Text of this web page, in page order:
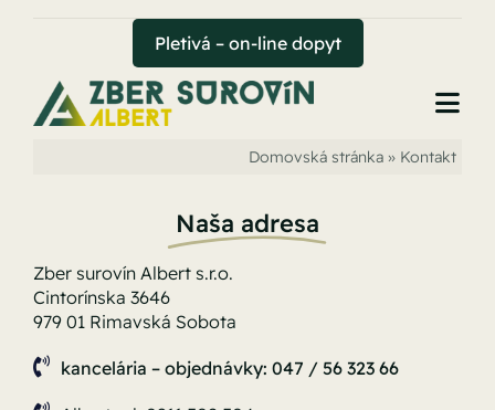
Pletivá – on-line dopyt
Uhoľný sklad
Hutný sklad
Domovská stránka » Kontakt
Naša adresa
Zber surovín Albert s.r.o.
Cintorínska 3646
979 01 Rimavská Sobota
kancelária – objednávky: 047 / 56 323 66